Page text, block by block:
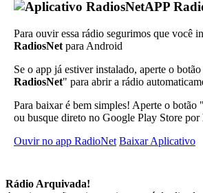
APP
Para ouvir essa rádio segurimos que você
RadiosNet para Android
Se o app já estiver instalado, aperte o
RadiosNet" para abrir a rádio
Para baixar é bem simples! Aperte o botão "
ou busque direto no Google Play Store por
Ouvir no app RadioNet Baixar Aplicativo
Rádio Arquivada!